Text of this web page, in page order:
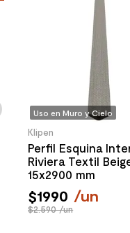
Uso en Muro y Cielo
Klipen
Perfil Esquina
Riviera Textil
15x2900 mm
$1990 /un
$2.590 /un